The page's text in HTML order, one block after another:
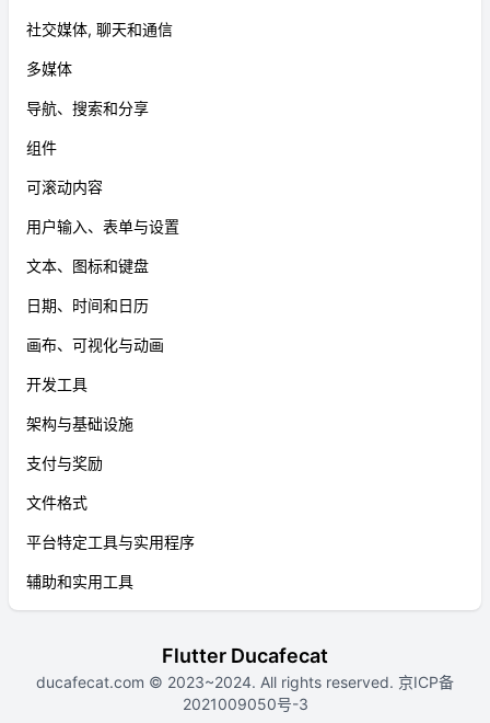
社交媒体, 聊天和通信
多媒体
导航、搜索和分享
组件
可滚动内容
用户输入、表单与设置
文本、图标和键盘
日期、时间和日历
画布、可视化与动画
开发工具
架构与基础设施
支付与奖励
文件格式
平台特定工具与实用程序
辅助和实用工具
Flutter Ducafecat
ducafecat.com © 2023~2024. All rights reserved. 京ICP备
2021009050号-3